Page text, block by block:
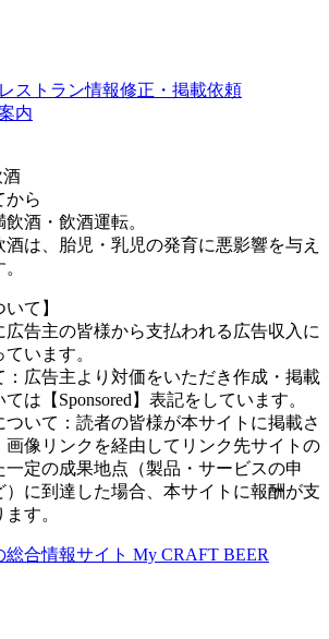
ストラン情報修正・掲載依頼
内
から
酒・飲酒運転。
は、胎児・乳児の発育に悪影響を与え
て】
広告主の皆様から支払われる広告収入に
います。
：広告主より対価をいただき作成・掲載
は【Sponsored】表記をしています。
ついて：読者の皆様が本サイトに掲載さ
画像リンクを経由してリンク先サイトの
定の成果地点（製品・サービスの申
に到達した場合、本サイトに報酬が支
す。
総合情報サイト My CRAFT BEER